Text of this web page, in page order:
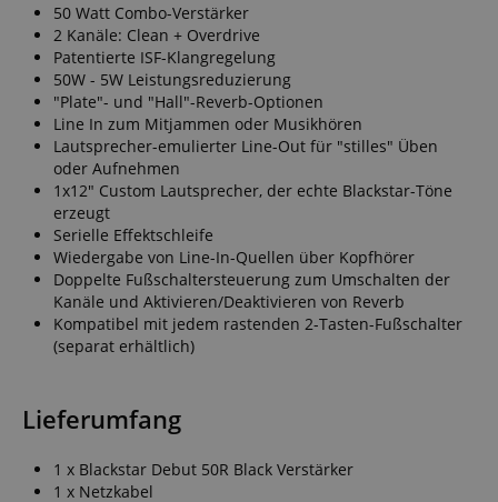
50 Watt Combo-Verstärker
2 Kanäle: Clean + Overdrive
Patentierte ISF-Klangregelung
50W - 5W Leistungsreduzierung
"Plate"- und "Hall"-Reverb-Optionen
Line In zum Mitjammen oder Musikhören
Lautsprecher-emulierter Line-Out für "stilles" Üben
oder Aufnehmen
1x12" Custom Lautsprecher, der echte Blackstar-Töne
erzeugt
Serielle Effektschleife
Wiedergabe von Line-In-Quellen über Kopfhörer
Doppelte Fußschaltersteuerung zum Umschalten der
Kanäle und Aktivieren/Deaktivieren von Reverb
Kompatibel mit jedem rastenden 2-Tasten-Fußschalter
(separat erhältlich)
Lieferumfang
1 x Blackstar Debut 50R Black Verstärker
1 x Netzkabel